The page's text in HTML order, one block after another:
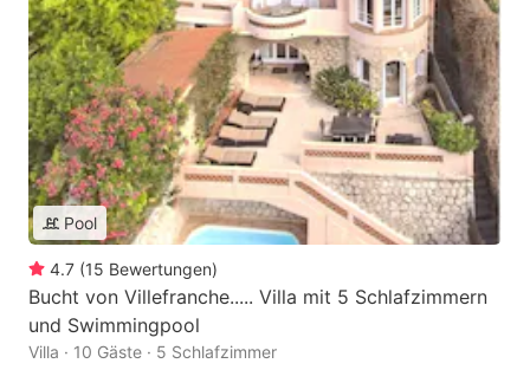
Pool
4.7 (15 Bewertungen)
Bucht von Villefranche..... Villa mit 5 Schlafzimmern
und Swimmingpool
Villa · 10 Gäste · 5 Schlafzimmer